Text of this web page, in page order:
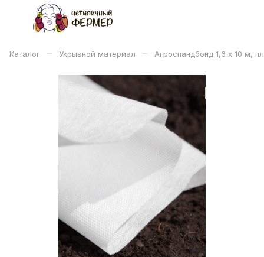
Каталог – Укрывной материал – Агроспандбонд 1,6 х 10 м,